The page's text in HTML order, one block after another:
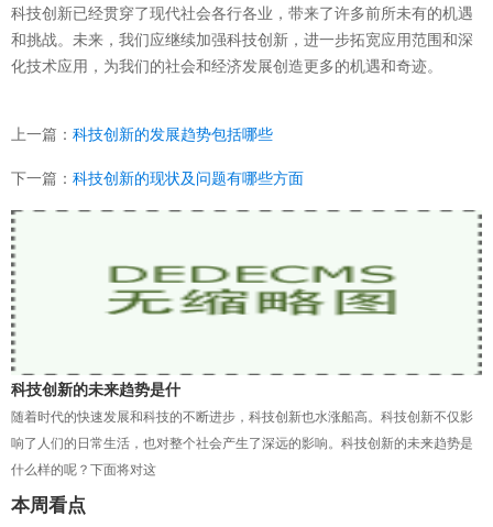
科技创新已经贯穿了现代社会各行各业，带来了许多前所未有的机遇
和挑战。未来，我们应继续加强科技创新，进一步拓宽应用范围和深
化技术应用，为我们的社会和经济发展创造更多的机遇和奇迹。
上一篇： 科技创新的发展趋势包括哪些
下一篇： 科技创新的现状及问题有哪些方面
科技创新的未来趋势是什
随着时代的快速发展和科技的不断进步，科技创新也水涨船高。科技创新不仅影
响了人们的日常生活，也对整个社会产生了深远的影响。科技创新的未来趋势是
什么样的呢？下面将对这
本周看点